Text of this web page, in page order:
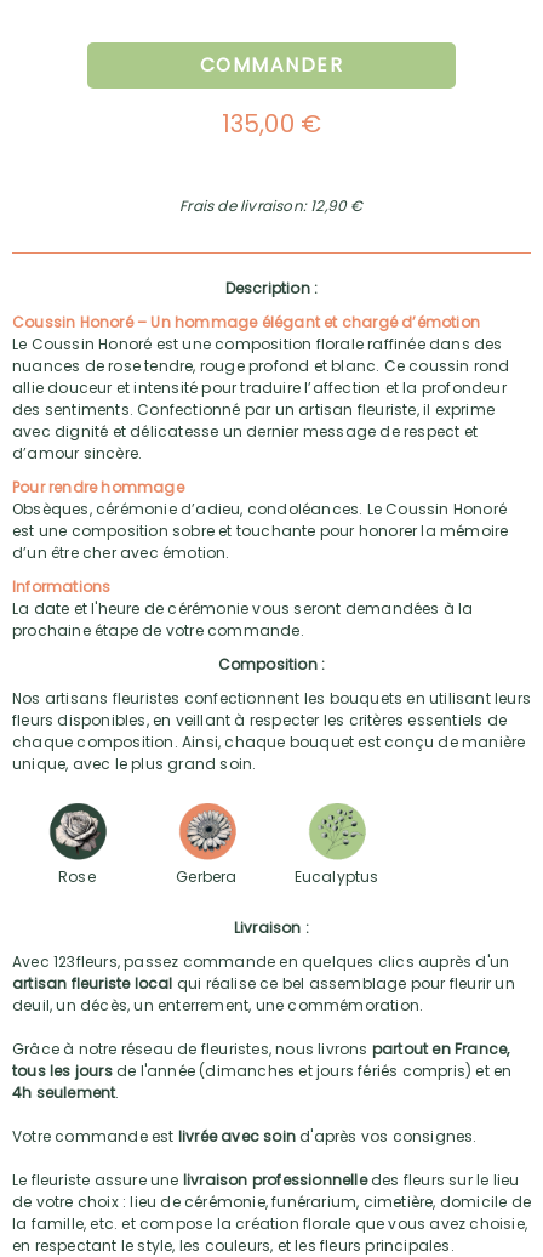
COMMANDER
135,00 €
Frais de livraison: 12,90 €
Description :
Coussin Honoré – Un hommage élégant et chargé d’émotion
Le Coussin Honoré est une composition florale raffinée dans des
nuances de rose tendre, rouge profond et blanc. Ce coussin rond
allie douceur et intensité pour traduire l’affection et la profondeur
des sentiments. Confectionné par un artisan fleuriste, il exprime
avec dignité et délicatesse un dernier message de respect et
d’amour sincère.
Pour rendre hommage
Obsèques, cérémonie d’adieu, condoléances. Le Coussin Honoré
est une composition sobre et touchante pour honorer la mémoire
d’un être cher avec émotion.
Informations
La date et l'heure de cérémonie vous seront demandées à la
prochaine étape de votre commande.
Composition :
Nos artisans fleuristes confectionnent les bouquets en utilisant leurs
fleurs disponibles, en veillant à respecter les critères essentiels de
chaque composition. Ainsi, chaque bouquet est conçu de manière
unique, avec le plus grand soin.
Rose Gerbera Eucalyptus
Livraison :
Avec 123fleurs, passez commande en quelques clics auprès d'un
artisan fleuriste local qui réalise ce bel assemblage pour fleurir un
deuil, un décès, un enterrement, une commémoration.
Grâce à notre réseau de fleuristes, nous livrons partout en France,
tous les joursde l'année (dimanches et jours fériés compris) et en
4h seulement.
Votre commande est livrée avec soind'après vos consignes.
Le fleuriste assure une livraison professionnelledes fleurs sur le lieu
de votre choix : lieu de cérémonie, funérarium, cimetière, domicile de
la famille, etc. et compose la création florale que vous avez choisie,
en respectant le style, les couleurs, et les fleurs principales.